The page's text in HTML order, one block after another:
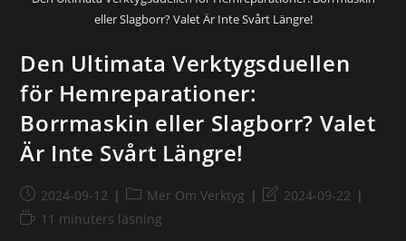
eller Slagborr? Valet Är Inte Svårt Längre!
Den Ultimata Verktygsduellen
för Hemreparationer:
Borrmaskin eller Slagborr? Valet
Är Inte Svårt Längre!
2024-09-12 Mer Om Verktyg
2024-09-22
11 minuters läsning